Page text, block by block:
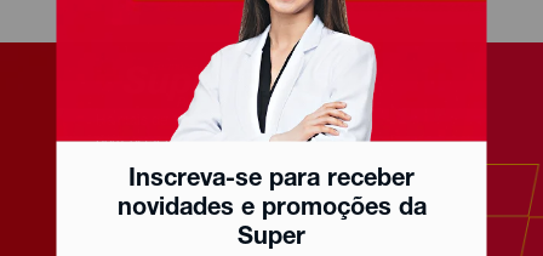
Inscreva-se para receber
novidades e promoções da
Super
Há mais de 10 anos, levamos saúde e
bem-estar pra quem gosta de pagar
super barato sem abrir mão de
qualidade e bom atendimento.